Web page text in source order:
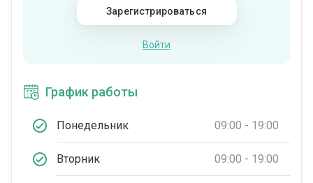
Зарегистрироваться
Войти
График работы
Понедельник 09:00 - 19:00
Вторник 09:00 - 19:00